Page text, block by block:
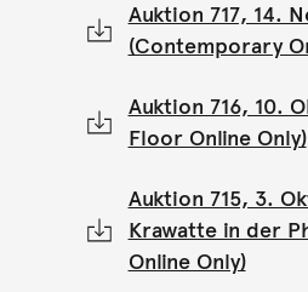
Auktion 717, 14.
(Contemporary
Auktion 716, 10.
Floor Online Only)
Auktion 715, 3.
Krawatte in der
Online Only)